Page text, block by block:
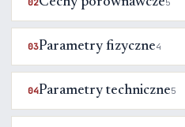
02 5
03Parametry fizyczne4
04Parametry techniczne5